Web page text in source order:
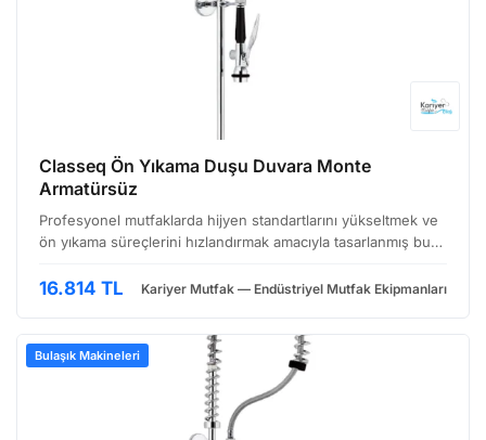
Classeq Ön Yıkama Duşu Duvara Monte
Armatürsüz
Profesyonel mutfaklarda hijyen standartlarını yükseltmek ve
ön yıkama süreçlerini hızlandırmak amacıyla tasarlanmış bu
yıkama operasyonları için ideal bir çözüm…
16.814 TL Kariyer Mutfak — Endüstriyel Mutfak Ekipmanları
Bulaşık Makineleri